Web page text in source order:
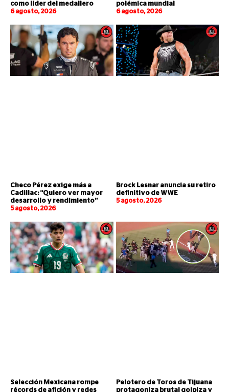
como líder del medallero
6 agosto, 2026
polémica mundial
6 agosto, 2026
Checo Pérez exige más a
Cadillac: “Quiero ver mayor
desarrollo y rendimiento”
5 agosto, 2026
Brock Lesnar anuncia su retiro
definitivo de WWE
5 agosto, 2026
Selección Mexicana rompe
récords de afición y redes
Pelotero de Toros de Tijuana
protagoniza brutal golpiza y